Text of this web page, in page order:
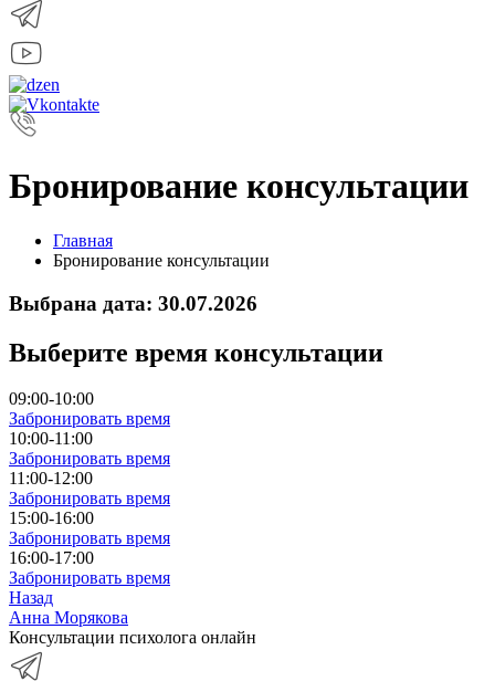
Бронирование консультации
Главная
Бронирование консультации
Выбрана дата: 30.07.2026
Выберите время консультации
09:00-10:00
Забронировать время
10:00-11:00
Забронировать время
11:00-12:00
Забронировать время
15:00-16:00
Забронировать время
16:00-17:00
Забронировать время
Назад
Анна Морякова
Консультации психолога онлайн